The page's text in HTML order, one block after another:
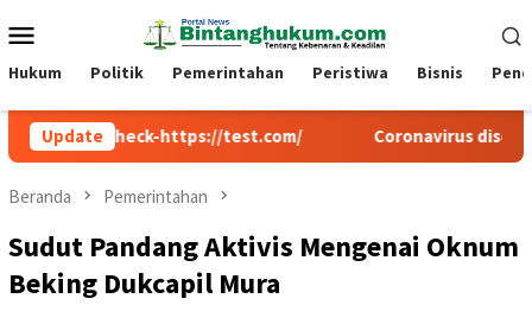
ke
kontenMobile
Hukum Politik Pemerintahan Peristiwa Bisnis
Update
check-https://test.com/ Coronavirus disease 2019
Beranda Pemerintahan
Sudut Pandang Aktivis Mengenai Oknum
Beking Dukcapil Mura